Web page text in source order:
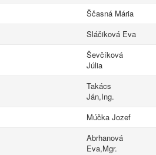
Ščasná Mária
Sláčiková Eva
Ševčíková
Júlia
Takács
Ján,Ing.
Múčka Jozef
Abrhanová
Eva,Mgr.